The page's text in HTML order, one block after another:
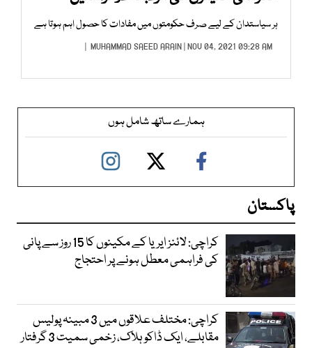
ہر سیاستدان کے لیے صرف حکومتوں میں مفادات کا حصول اہم ہوتا ہے
MUHAMMAD SAEED ARAIN| NOV 04, 2021 09:28 AM |
ہمارے ساتھ شامل ہوں
پاکستان
کراچی: لائنز ایریا کے مکینوں کا 15 روز سے پانی
کی فراہمی معطل ہونے پر احتجاج
کراچی: مختلف علاقوں میں 3 مبینہ پولیس
مقابلے، ایک ڈاکو ہلاک، زخمی سمیت 3 گرفتار